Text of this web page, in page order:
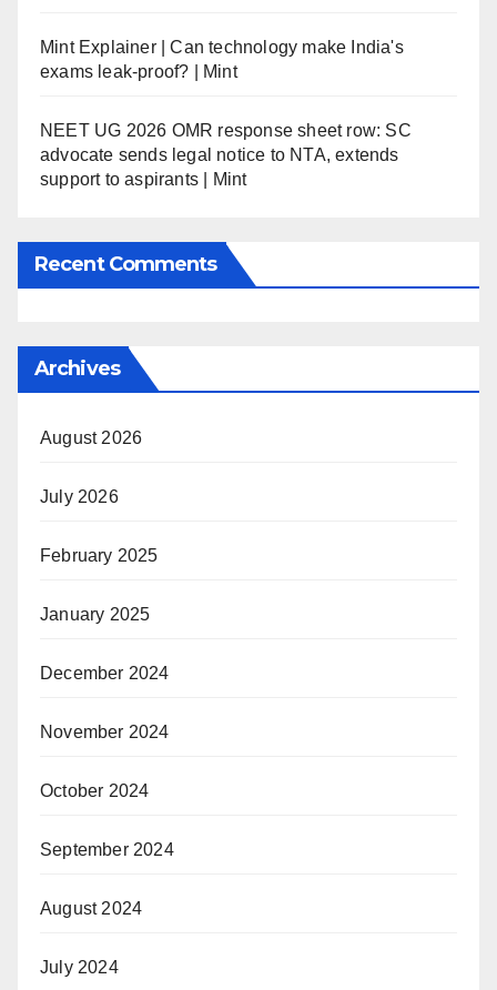
Mint Explainer | Can technology make India's
exams leak-proof? | Mint
NEET UG 2026 OMR response sheet row: SC
advocate sends legal notice to NTA, extends
support to aspirants | Mint
Recent Comments
Archives
August 2026
July 2026
February 2025
January 2025
December 2024
November 2024
October 2024
September 2024
August 2024
July 2024